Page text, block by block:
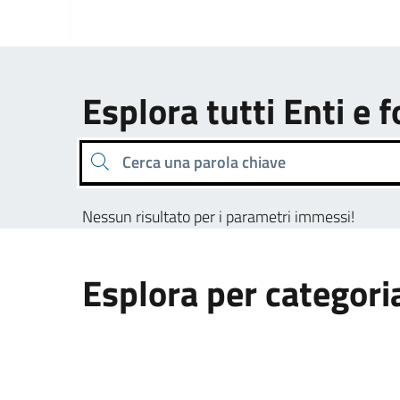
Esplora tutti Enti e
Cerca una parola chiave
Nessun risultato per i parametri immessi!
Esplora per